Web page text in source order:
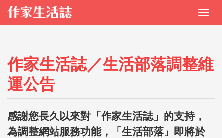
作家生活誌／生活部落調整維
運公告
感謝您長久以來對「作家生活誌」的支持，
為調整網站服務功能，「生活部落」即將於